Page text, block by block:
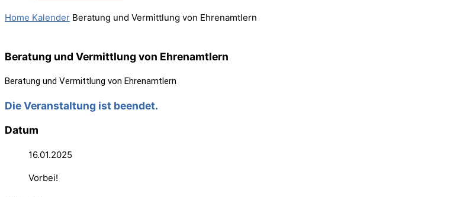
Home Kalender Bera­tung und Ver­mitt­lung von Ehrenamtlern
Bera­tung und Ver­mitt­lung von Ehrenamtlern
Bera­tung und Ver­mitt­lung von Ehrenamtlern
Die Veranstaltung ist beendet.
Datum
16.01.2025
Vorbei!